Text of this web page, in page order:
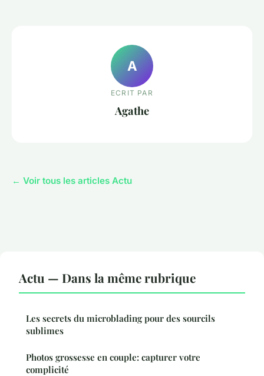
A
ECRIT PAR
Agathe
← Voir tous les articles Actu
Actu — Dans la même rubrique
Les secrets du microblading pour des sourcils
sublimes
Photos grossesse en couple: capturer votre
complicité